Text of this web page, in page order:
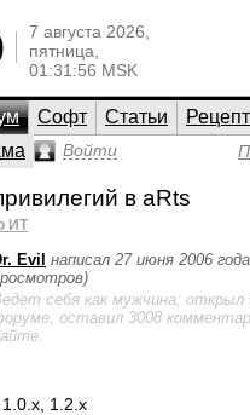
7 августа 2026,
пятница,
01:31:56 MSK
Софт Статьи
Войти
в aRts
ИТ
Evil написал 27 июня 2006
себя как мужчина; открыл
оставил 3008
1.2.x